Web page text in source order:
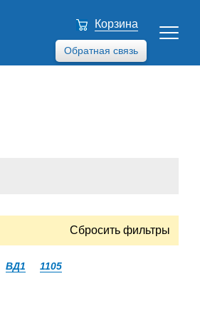
Обратная связь
Корзина
Сбросить фильтры
ВД1 1105